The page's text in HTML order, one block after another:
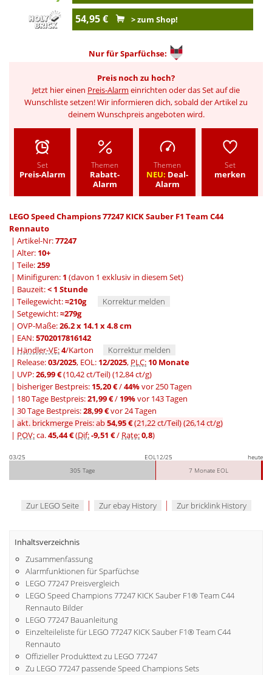
54,95 € > zum Shop!
Nur fürSparfüchse:
Preis noch zu hoch?
Jetzt hier einen Preis-Alarm einrichten oder das Set auf die
Wunschliste setzen! Wir informieren dich, sobald der Artikel zu
deinem Wunschpreis angeboten wird.
Set
Preis-Alarm
Themen
Rabatt-
Alarm
Themen
NEU: Deal-
Alarm
Set
merken
LEGO Speed Champions 77247 KICK Sauber F1 Team C44
Rennauto
| Artikel-Nr:77247
| Alter: 10+
| Teile:259
| Minifiguren: 1 (davon 1 exklusiv in diesem Set)
| Bauzeit:< 1 Stunde
| Teilegewicht:≈210g
Korrektur melden
| Setgewicht:≈279g
| OVP-Maße:26.2 x 14.1 x 4.8 cm
| EAN:5702017816142
| Händler-VE:4/Karton
Korrektur melden
| Release:03/2025, EOL: 12/2025, PLC: 10 Monate
| UVP:26,99 €(10,42 ct/Teil)(12,84 ct/g)
| bisheriger Bestpreis: 15,20 €/44%vor 250 Tagen
| 180 Tage Bestpreis:21,99 €/ 19%vor 143 Tagen
| 30 Tage Bestpreis:28,99 €vor 24 Tagen
| akt. brickmerge Preis: ab54,95 €(21,22 ct/Teil)(26,14 ct/g)
| POV:ca.45,44 €(Dif:-9,51 €/ Rate:0,8)
03/25 EOL 12/25
heute
305 Tage
7 Monate EOL
Zur LEGO Seite | Zur ebay History | Zur bricklink History
Inhaltsverzeichnis
Zusammenfassung
Alarmfunktionen für Sparfüchse
LEGO 77247 Preisvergleich
LEGO Speed Champions 77247 KICK Sauber F1® Team C44
Rennauto Bilder
LEGO 77247 Bauanleitung
Einzelteileliste für LEGO 77247 KICK Sauber F1® Team C44
Rennauto
Offizieller Produkttext zu LEGO 77247
Zu LEGO 77247 passende Speed Champions Sets